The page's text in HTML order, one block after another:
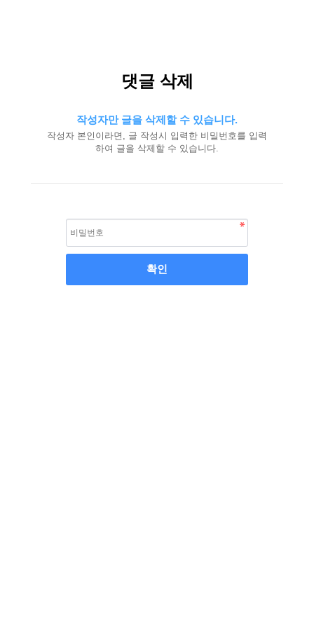
댓글 삭제
작성자만 글을 삭제할 수 있습니다.
작성자 본인이라면, 글 작성시 입력한 비밀번호를 입력
하여 글을 삭제할 수 있습니다.